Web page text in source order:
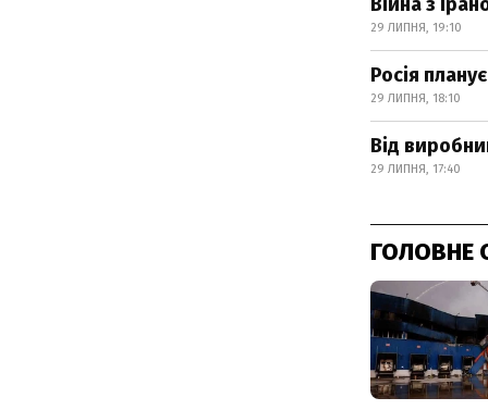
29 ЛИПНЯ, 19:10
Росія
29 ЛИПНЯ, 18:10
Від
29 ЛИПНЯ, 17:40
ГОЛОВНЕ